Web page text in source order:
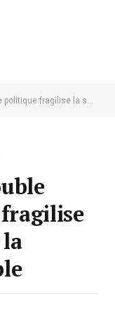
et la confiance du peuple